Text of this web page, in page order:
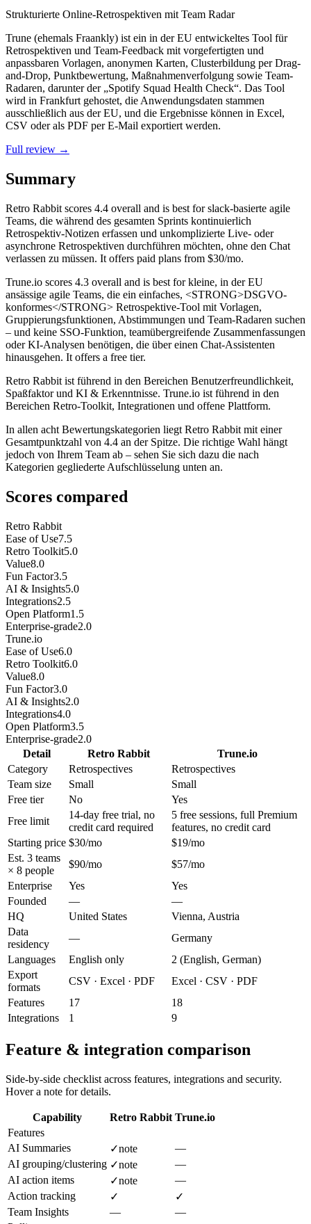
Strukturierte Online-Retrospektiven mit Team Radar
Trune (ehemals Fraankly) ist ein in der EU entwickeltes Tool für
Retrospektiven und Team-Feedback mit vorgefertigten und
anpassbaren Vorlagen, anonymen Karten, Clusterbildung per Drag-
and-Drop, Punktbewertung, Maßnahmenverfolgung sowie Team-
Radaren, darunter der „Spotify Squad Health Check“. Das Tool
wird in Frankfurt gehostet, die Anwendungsdaten stammen
ausschließlich aus der EU, und die Ergebnisse können in Excel,
CSV oder als PDF per E-Mail exportiert werden.
Full review →
Summary
Retro Rabbit scores 4.4 overall and is best for slack-basierte agile
Teams, die während des gesamten Sprints kontinuierlich
Retrospektiv-Notizen erfassen und unkomplizierte Live- oder
asynchrone Retrospektiven durchführen möchten, ohne den Chat
verlassen zu müssen. It offers paid plans from $30/mo.
Trune.io scores 4.3 overall and is best for kleine, in der EU
ansässige agile Teams, die ein einfaches, <STRONG>DSGVO-
konformes</STRONG> Retrospektive-Tool mit Vorlagen,
Gruppierungsfunktionen, Abstimmungen und Team-Radaren suchen
– und keine SSO-Funktion, teamübergreifende Zusammenfassungen
oder KI-Analysen benötigen, die über einen Chat-Assistenten
hinausgehen. It offers a free tier.
Retro Rabbit ist führend in den Bereichen Benutzerfreundlichkeit,
Spaßfaktor und KI & Erkenntnisse. Trune.io ist führend in den
Bereichen Retro-Toolkit, Integrationen und offene Plattform.
In allen acht Bewertungskategorien liegt Retro Rabbit mit einer
Gesamtpunktzahl von 4.4 an der Spitze. Die richtige Wahl hängt
jedoch von Ihrem Team ab – sehen Sie sich dazu die nach
Kategorien gegliederte Aufschlüsselung unten an.
Scores compared
Retro Rabbit
Ease of Use7.5
Retro Toolkit5.0
Value8.0
Fun Factor3.5
AI & Insights5.0
Integrations2.5
Open Platform1.5
Enterprise-grade2.0
Trune.io
Ease of Use6.0
Retro Toolkit6.0
Value8.0
Fun Factor3.0
AI & Insights2.0
Integrations4.0
Open Platform3.5
Enterprise-grade2.0
Detail
Retro Rabbit
Trune.io
Category
Retrospectives
Retrospectives
Team size
Small
Small
Free tier
No
Yes
Free limit
14-day free trial, no
credit card required
5 free sessions, full Premium
features, no credit card
Starting price $30/mo
$19/mo
Est. 3 teams
× 8 people
$90/mo
$57/mo
Enterprise
Yes
Yes
Founded
—
—
HQ
United States
Vienna, Austria
Data
residency
—
Germany
Languages
English only
2 (English, German)
Export
formats
CSV · Excel · PDF
Excel · CSV · PDF
Features
17
18
Integrations
1 9
Feature & integration comparison
Side-by-side checklist across features, integrations and security.
Hover a note for details.
Capability Retro Rabbit Trune.io
Features
AI Summaries
✓note
—
AI grouping/clustering ✓note
—
AI action items
✓note
—
Action tracking
✓
✓
Team Insights
—
—